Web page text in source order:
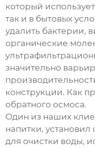
который
так и в бытовых
удалить бактерии,
органические
значительно
конструкции. Как
обратного осмоса.
Один из наших
напитки,
для очистки воды,